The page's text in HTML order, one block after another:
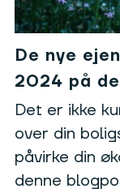
De nye
2024 på
Det er ikke
over din
påvirke din
denne